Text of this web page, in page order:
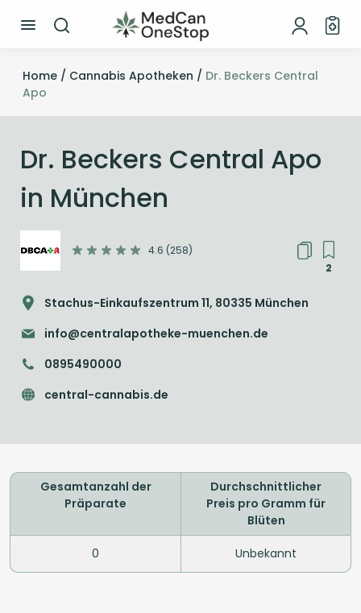
Home / Cannabis Apotheken / Dr. Beckers Central
Apo
Dr. Beckers Central Apo
in München
4.6 (258)
2
Stachus-Einkaufszentrum 11, 80335 München
info@centralapotheke-muenchen.de
0895490000
central-cannabis.de
Gesamtanzahl der
Präparate
0
Durchschnittlicher
Preis pro Gramm für
Blüten
Unbekannt